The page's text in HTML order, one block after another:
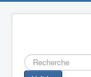
Rechercher